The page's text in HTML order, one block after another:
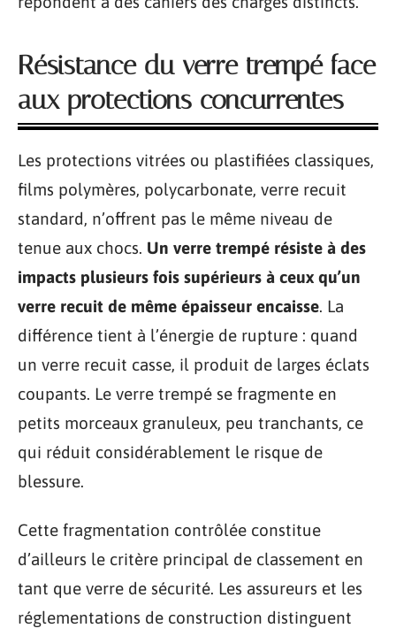
Résistance du verre trempé face
aux protections concurrentes
Les protections vitrées ou plastifiées classiques,
films polymères, polycarbonate, verre recuit
standard, n’offrent pas le même niveau de
tenue aux chocs. Un verre trempé résiste à des
impacts plusieurs fois supérieurs à ceux qu’un
verre recuit de même épaisseur encaisse. La
différence tient à l’énergie de rupture : quand
un verre recuit casse, il produit de larges éclats
coupants. Le verre trempé se fragmente en
petits morceaux granuleux, peu tranchants, ce
qui réduit considérablement le risque de
blessure.
Cette fragmentation contrôlée constitue
d’ailleurs le critère principal de classement en
tant que verre de sécurité. Les assureurs et les
réglementations de construction distinguent